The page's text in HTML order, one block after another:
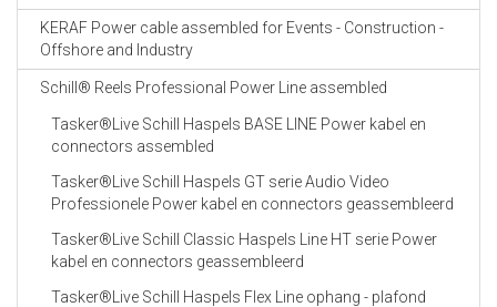
KERAF Power cable assembled for Events - Construction -
Offshore and Industry
Schill® Reels Professional Power Line assembled
Tasker®Live Schill Haspels BASE LINE Power kabel en
connectors assembled
Tasker®Live Schill Haspels GT serie Audio Video
Professionele Power kabel en connectors geassembleerd
Tasker®Live Schill Classic Haspels Line HT serie Power
kabel en connectors geassembleerd
Tasker®Live Schill Haspels Flex Line ophang - plafond